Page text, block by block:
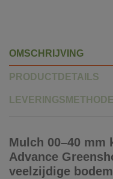
OMSCHRIJVING
PRODUCTDETAILS
Mulch 00–40 mm
Advance
veelzijdige